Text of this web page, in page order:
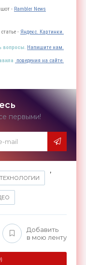
- Rambler News
- Яндекс. Картинки.
вопросы. Напишите нам.
поведения на сайте.
первыми!
ТЕХНОЛОГИИ
,
Добавить
в мою ленту